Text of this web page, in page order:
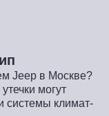
Jeep в Москве?
могут
системы климат-